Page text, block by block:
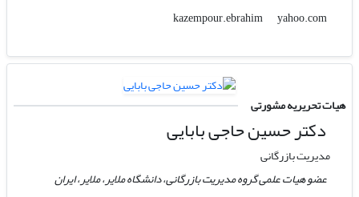
kazempour.ebrahim
yahoo.com
هیات تحریریه مشورتی
دکتر حسین حاجی بابایی
مدیریت بازرگانی
عضو هیات علمی گروه مدیریت بازرگانی، دانشگاه ملایر، ملایر، ایران